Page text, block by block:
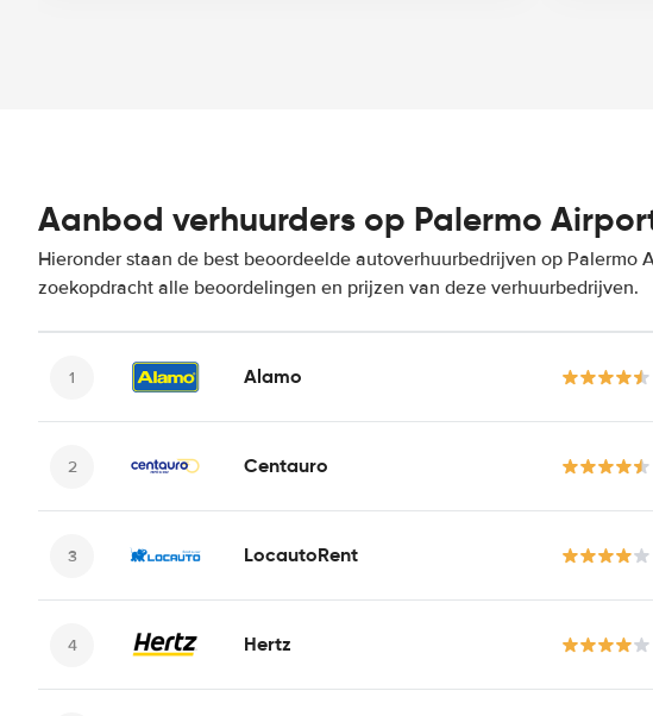
Aanbod verhuurders op Palermo
Hieronder staan de best beoordeelde autoverhuurbedrijven op Palermo
zoekopdracht alle beoordelingen en prijzen van deze verhuurbedrijven.
Alamo
Centauro
LocautoRent
Hertz